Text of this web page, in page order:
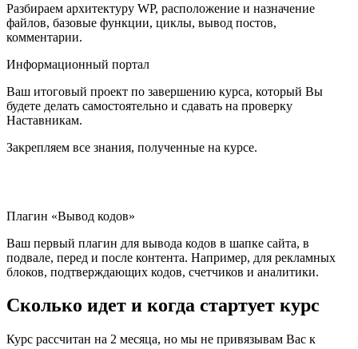
Разбираем архитектуру WP, расположение и назначение
файлов, базовые функции, циклы, вывод постов,
комментарии.
Информационный портал
Ваш итоговый проект по завершению курса, который Вы
будете делать самостоятельно и сдавать на проверку
Наставникам.
Закрепляем все знания, полученные на курсе.
Плагин «Вывод кодов»
Ваш первый плагин для вывода кодов в шапке сайта, в
подвале, перед и после контента. Например, для рекламных
блоков, подтверждающих кодов, счетчиков и аналитики.
Сколько идет и когда стартует курс
Курс рассчитан на 2 месяца, но мы не привязывам Вас к